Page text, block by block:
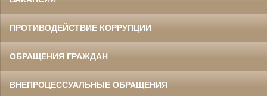
ПРОТИВОДЕЙСТВИЕ КОРРУПЦИИ
ОБРАЩЕНИЯ ГРАЖДАН
ВНЕПРОЦЕССУАЛЬНЫЕ ОБРАЩЕНИЯ